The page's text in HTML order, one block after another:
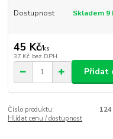
Dostupnost Skladem 9
45 Kč/ks
37 Kč bez DPH
Přidat
Číslo produktu:
124
Hlídat cenu / dostupnost